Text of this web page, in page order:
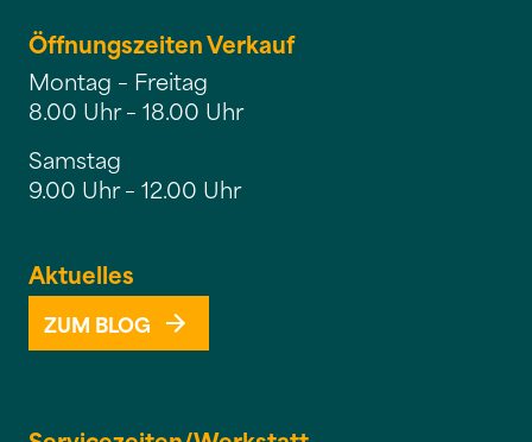
Öffnungszeiten Verkauf
Montag – Freitag
8.00 Uhr – 18.00 Uhr
Samstag
9.00 Uhr – 12.00 Uhr
Aktuelles
ZUM BLOG